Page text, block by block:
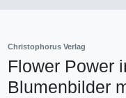
Christophorus Verlag
Flower Power
Blumenbilder